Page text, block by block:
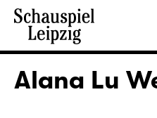
Alana Lu